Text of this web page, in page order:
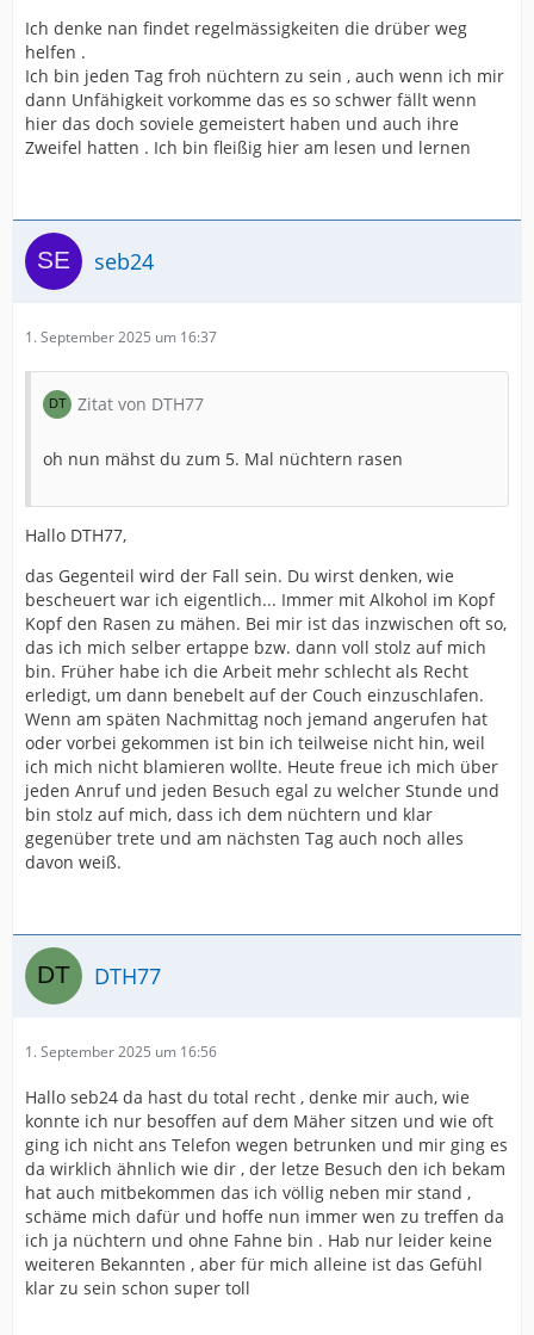
Ich denke nan findet regelmässigkeiten die drüber weg
helfen .
Ich bin jeden Tag froh nüchtern zu sein , auch wenn ich mir
dann Unfähigkeit vorkomme das es so schwer fällt wenn
hier das doch soviele gemeistert haben und auch ihre
Zweifel hatten . Ich bin fleißig hier am lesen und lernen
seb24
1. September 2025 um 16:37
Zitat von DTH77
oh nun mähst du zum 5. Mal nüchtern rasen
Hallo DTH77,
das Gegenteil wird der Fall sein. Du wirst denken, wie
bescheuert war ich eigentlich... Immer mit Alkohol im Kopf
Kopf den Rasen zu mähen. Bei mir ist das inzwischen oft so,
das ich mich selber ertappe bzw. dann voll stolz auf mich
bin. Früher habe ich die Arbeit mehr schlecht als Recht
erledigt, um dann benebelt auf der Couch einzuschlafen.
Wenn am späten Nachmittag noch jemand angerufen hat
oder vorbei gekommen ist bin ich teilweise nicht hin, weil
ich mich nicht blamieren wollte. Heute freue ich mich über
jeden Anruf und jeden Besuch egal zu welcher Stunde und
bin stolz auf mich, dass ich dem nüchtern und klar
gegenüber trete und am nächsten Tag auch noch alles
davon weiß.
DTH77
1. September 2025 um 16:56
Hallo seb24 da hast du total recht , denke mir auch, wie
konnte ich nur besoffen auf dem Mäher sitzen und wie oft
ging ich nicht ans Telefon wegen betrunken und mir ging es
da wirklich ähnlich wie dir , der letze Besuch den ich bekam
hat auch mitbekommen das ich völlig neben mir stand ,
schäme mich dafür und hoffe nun immer wen zu treffen da
ich ja nüchtern und ohne Fahne bin . Hab nur leider keine
weiteren Bekannten , aber für mich alleine ist das Gefühl
klar zu sein schon super toll